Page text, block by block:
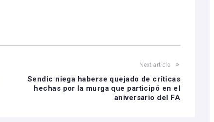
Next article
Sendic niega haberse quejado de críticas
hechas por la murga que participó en el
aniversario del FA